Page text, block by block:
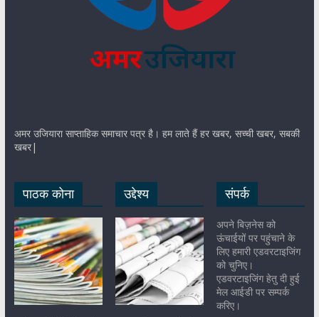
अमर उजियारा साप्ताहिक समाचार पत्र है। हम लाते हैं हर खबर, सच्ची खबर, सबकी
खबर|
पाठक कोना उद्देश्य संपर्क
अपने बिज़नेस को
ऊंचाईयों पर पहुंचाने के
लिए हमारी एडवरटाइजिंग
को चुनिए।
एडवरटाइजिंग हेतु दी हुई
मेल आईडी पर सम्पर्क
करिए।